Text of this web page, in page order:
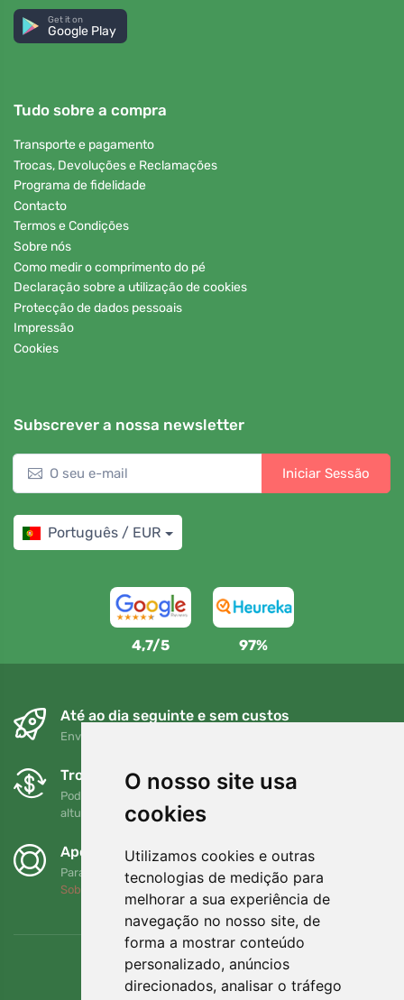
O nosso site usa
cookies
Utilizamos cookies e outras
tecnologias de medição para
melhorar a sua experiência de
navegação no nosso site, de
forma a mostrar conteúdo
personalizado, anúncios
direcionados, analisar o tráfego
Get it on
Google Play
Tudo sobre a compra
Transporte e pagamento
Trocas, Devoluções e Reclamações
Programa de fidelidade
Contacto
Termos e Condições
Sobre nós
Como medir o comprimento do pé
Declaração sobre a utilização de cookies
Protecção de dados pessoais
Impressão
Cookies
Subscrever a nossa newsletter
Iniciar Sessão
Português / EUR
4,7/5 97%
Até ao dia seguinte e sem custos
Envio gratuito para encomendas superiores a 80 EUR
Trocas e devoluções gratuitas
Pode devolver ou trocar a sua encomenda em qualquer
altura no prazo de 90 dias
Apoiamos a Trees.org
Para cada encomenda plantamos uma árvore! Leia mais
Sobre nós